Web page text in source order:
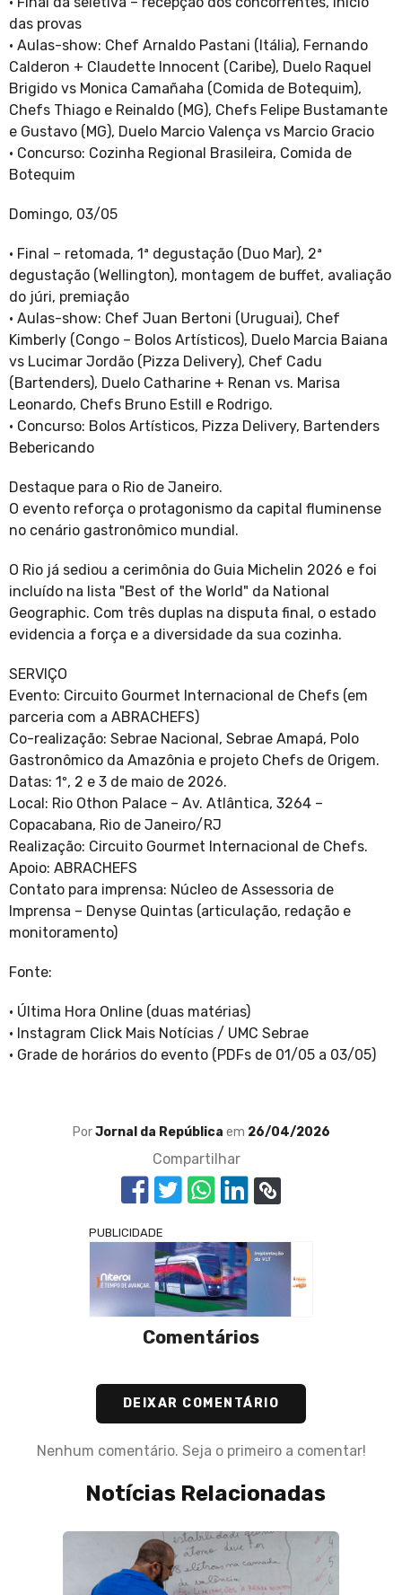
das provas
· Aulas-show: Chef Arnaldo Pastani (Itália), Fernando
Calderon + Claudette Innocent (Caribe), Duelo Raquel
Brigido vs Monica Camañaha (Comida de Botequim),
Chefs Thiago e Reinaldo (MG), Chefs Felipe Bustamante
e Gustavo (MG), Duelo Marcio Valença vs Marcio Gracio
· Concurso: Cozinha Regional Brasileira, Comida de
Botequim
Domingo, 03/05
· Final – retomada, 1ª degustação (Duo Mar), 2ª
degustação (Wellington), montagem de buffet, avaliação
do júri, premiação
· Aulas-show: Chef Juan Bertoni (Uruguai), Chef
Kimberly (Congo – Bolos Artísticos), Duelo Marcia Baiana
vs Lucimar Jordão (Pizza Delivery), Chef Cadu
(Bartenders), Duelo Catharine + Renan vs. Marisa
Leonardo, Chefs Bruno Estill e Rodrigo.
· Concurso: Bolos Artísticos, Pizza Delivery, Bartenders
Bebericando
Destaque para o Rio de Janeiro.
O evento reforça o protagonismo da capital fluminense
no cenário gastronômico mundial.
O Rio já sediou a cerimônia do Guia Michelin 2026 e foi
incluído na lista "Best of the World" da National
Geographic. Com três duplas na disputa final, o estado
evidencia a força e a diversidade da sua cozinha.
SERVIÇO
Evento: Circuito Gourmet Internacional de Chefs (em
parceria com a ABRACHEFS)
Co-realização: Sebrae Nacional, Sebrae Amapá, Polo
Gastronômico da Amazônia e projeto Chefs de Origem.
Datas: 1º, 2 e 3 de maio de 2026.
Local: Rio Othon Palace – Av. Atlântica, 3264 –
Copacabana, Rio de Janeiro/RJ
Realização: Circuito Gourmet Internacional de Chefs.
Apoio: ABRACHEFS
Contato para imprensa: Núcleo de Assessoria de
Imprensa – Denyse Quintas (articulação, redação e
monitoramento)
Fonte:
· Última Hora Online (duas matérias)
· Instagram Click Mais Notícias / UMC Sebrae
· Grade de horários do evento (PDFs de 01/05 a 03/05)
PorJornal da República em 26/04/2026
Compartilhar
PUBLICIDADE
Comentários
DEIXAR COMENTÁRIO
Nenhum comentário. Seja o primeiro a comentar!
Notícias Relacionadas